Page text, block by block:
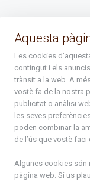
+376 878 100
De Dl. a Dv. :
fins al
Rep tota
Aquesta
Les cookies
contingut i els
trànsit a la web. A
vostè fa de la nostra
publicitat o anàlisi
les seves
poden combinar-la
de l’ús que vostè faci
Algunes cookies són
pàgina web. Si us